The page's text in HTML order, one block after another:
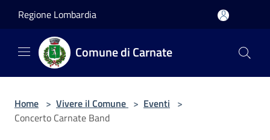
Regione Lombardia
Comune di Carnate
Home > Vivere il Comune > Eventi >
Concerto Carnate Band